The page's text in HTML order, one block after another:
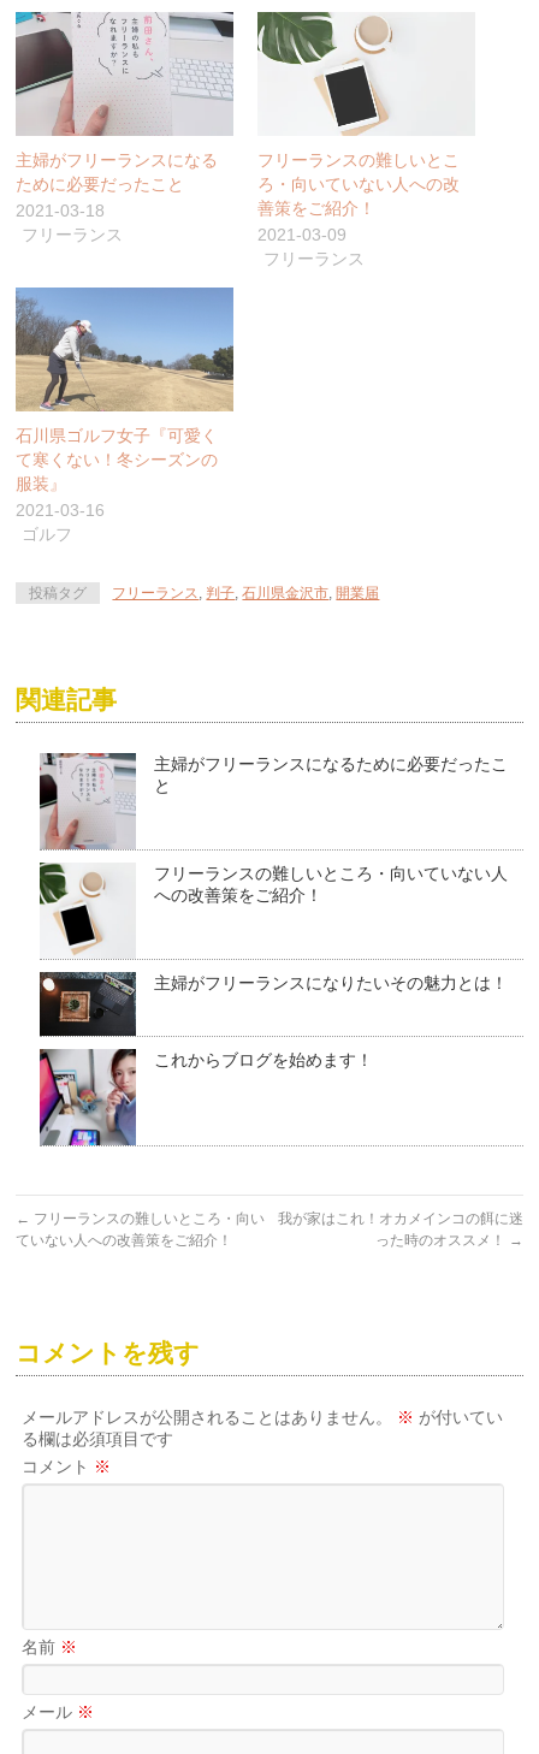
主婦がフリーランスになる
ために必要だったこと
2021-03-18
フリーランス
フリーランスの難しいとこ
ろ・向いていない人への改
善策をご紹介！
2021-03-09
フリーランス
石川県ゴルフ女子『可愛く
て寒くない！冬シーズンの
服装』
2021-03-16
ゴルフ
投稿タグ フリーランス, 判子,石川県金沢市, 開業届
関連記事
主婦がフリーランスになるために必要だったこ
と
フリーランスの難しいところ・向いていない人
への改善策をご紹介！
主婦がフリーランスになりたいその魅力とは！
これからブログを始めます！
← フリーランスの難しいところ・向い
ていない人への改善策をご紹介！
我が家はこれ！オカメインコの餌に迷
った時のオススメ！
→
コメントを残す
メールアドレスが公開されることはありません。 ※ が付いてい
る欄は必須項目です
コメント ※
名前 ※
メール ※